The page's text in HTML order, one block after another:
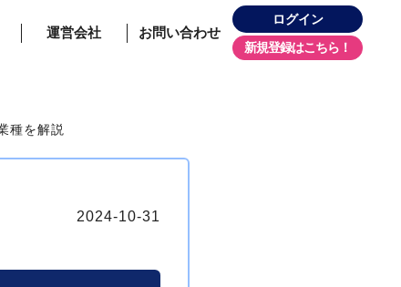
運営会社 お問い合わせ
ログイン
新規登録
種を解説
2024-10-31